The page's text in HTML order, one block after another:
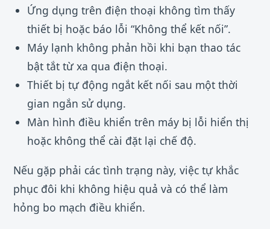
Ứng dụng trên điện thoại không tìm thấy
thiết bị hoặc báo lỗi “Không thể kết nối”.
Máy lạnh không phản hồi khi bạn thao tác
bật tắt từ xa qua điện thoại.
Thiết bị tự động ngắt kết nối sau một thời
gian ngắn sử dụng.
Màn hình điều khiển trên máy bị lỗi hiển thị
hoặc không thể cài đặt lại chế độ.
Nếu gặp phải các tình trạng này, việc tự khắc
phục đôi khi không hiệu quả và có thể làm
hỏng bo mạch điều khiển.